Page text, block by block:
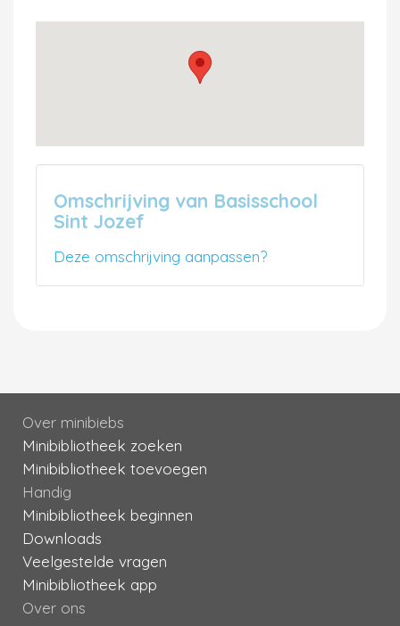
Omschrijving van Basisschool
Sint Jozef
Deze omschrijving aanpassen?
Over minibiebs
Minibibliotheek zoeken
Minibibliotheek toevoegen
Handig
Minibibliotheek beginnen
Downloads
Veelgestelde vragen
Minibibliotheek app
Over ons